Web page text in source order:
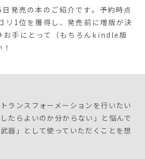
発売の本のご紹介です。予約時点
1位を獲得し、発売前に増版が決
お手にとって（もちろんkindle版
ランスフォーメーションを行いたい
たらよいのか分からない」と悩んで
器」として使っていただくことを想